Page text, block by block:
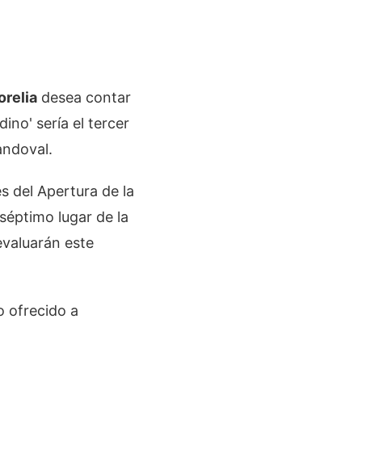
desea contar
sería el tercer
del Apertura de la
lugar de la
este
ofrecido a